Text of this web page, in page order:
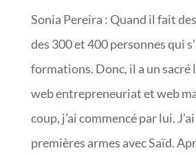
Sonia Pereira : Quand il fait
des 300 et 400 personnes qui
formations. Donc, il a un sacré
web entrepreneuriat et web
coup, j’ai commencé par lui.
premières armes avec Saïd.